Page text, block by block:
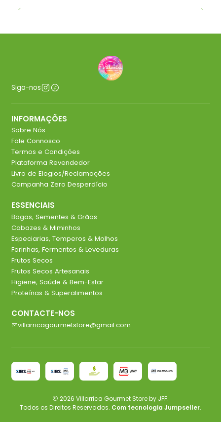
Siga-nos
INFORMAÇÕES
Sobre Nós
Fale Connosco
Termos e Condições
Plataforma Revendedor
Livro de Elogios/Reclamações
Campanha Zero Desperdício
ESSENCIAIS
Bagas, Sementes & Grãos
Cabazes & Miminhos
Especiarias, Temperos & Molhos
Farinhas, Fermentos & Leveduras
Frutos Secos
Frutos Secos Artesanais
Higiene, Saúde & Bem-Estar
Proteínas & Superalimentos
CONTACTE-NOS
villarricagourmetstore@gmail.com
2026 Villarrica Gourmet Store by JFF.
Todos os Direitos Reservados. Com tecnologia Jumpseller.